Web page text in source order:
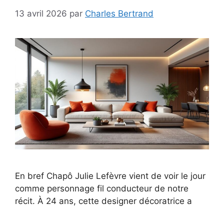
13 avril 2026 par Charles Bertrand
En bref Chapô Julie Lefèvre vient de voir le jour
comme personnage fil conducteur de notre
récit. À 24 ans, cette designer décoratrice a